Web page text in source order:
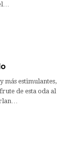
más
de esta oda